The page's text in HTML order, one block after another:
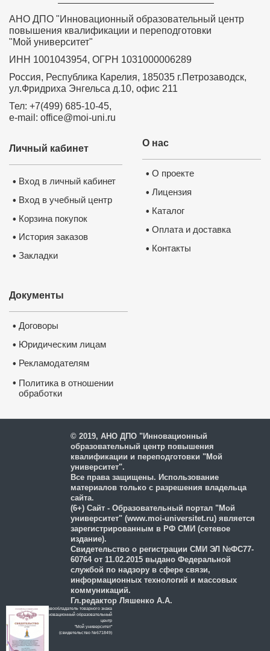
АНО ДПО "Инновационный образовательный центр
повышения квалификации и переподготовки
"Мой университет"
ИНН 1001043954, ОГРН 1031000006289
Россия, Республика Карелия, 185035 г.Петрозаводск,
ул.Фридриха Энгельса д.10, офис 211
Тел: +7(499) 685-10-45,
e-mail: office@moi-uni.ru
О нас
• О проекте
• Лицензия
• Каталог
• Оплата и доставка
• Контакты
Личный кабинет
• Вход в личный кабинет
• Вход в учебный центр
• Корзина покупок
• История заказов
• Закладки
Документы
• Договоры
• Юридическим лицам
• Рекламодателям
• Политика в отношении
обработки
© 2019, АНО ДПО "Инновационный
образовательный центр повышения
квалификации и переподготовки "Мой
университет".
Все права защищены. Использование
материалов только с разрешения владельца
сайта.
(6+) Сайт - Образовательный портал "Мой
университет" (www.moi-universitet.ru) является
зарегистрированным в РФ СМИ (сетевое
издание).
Свидетельство о регистрации СМИ ЭЛ №ФС77-
60764 от 11.02.2015 выдано Федеральной
службой по надзору в сфере связи,
информационных технологий и массовых
коммуникаций.
Гл.редактор Ляшенко А.А.
Правообладатель товарного знака
Инновационный образовательный
цeнтр
"Мой университет"
(свидетельство №671849)